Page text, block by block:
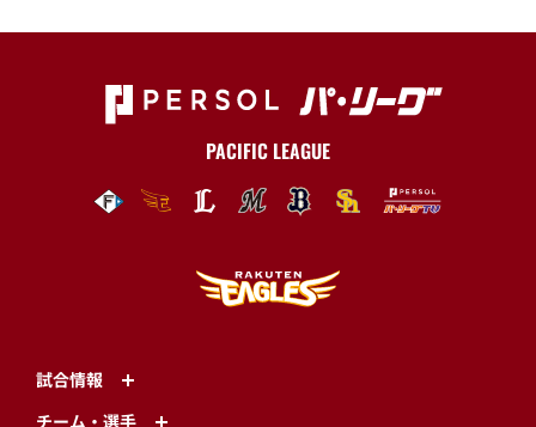
PACIFIC LEAGUE
試合情報
チーム・選手